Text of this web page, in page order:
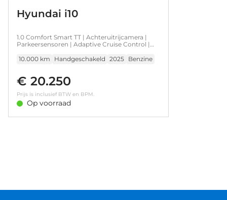
Hyundai i10
1.0 Comfort Smart TT | Achteruitrijcamera |
Parkeersensoren | Adaptive Cruise Control |
10.000 km
Handgeschakeld 2025 Benzine
€ 20.250
Prijs is inclusief BTW en BPM.
Op voorraad